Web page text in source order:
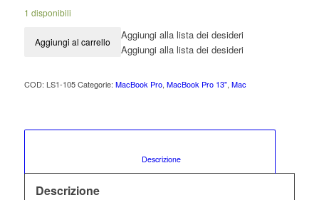
1 disponibili
Aggiungi al carrello
Aggiungi alla lista dei desideri
Aggiungi alla lista dei desideri
COD: LS1-105 Categorie: MacBook Pro, MacBook Pro 13", Mac
						Descrizione
Descrizione